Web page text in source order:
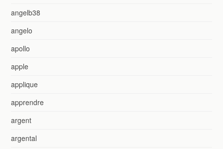
angelb38
angelo
apollo
apple
applique
apprendre
argent
argental